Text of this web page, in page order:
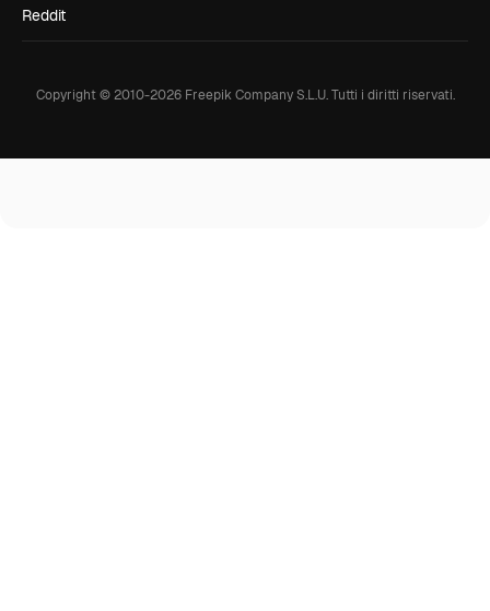
Reddit
Copyright © 2010-2026Freepik Company S.L.U. Tutti i diritti riservati.